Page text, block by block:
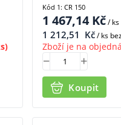
1 467,14Kč/ ks
1 212,51 Kč/ ks
Zboží je na
Koupit
Kód 1: CR 150